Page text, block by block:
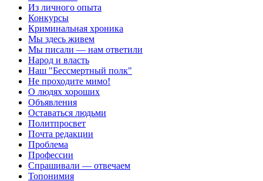
Из личного опыта
Конкурсы
Криминальная хроника
Мы здесь живем
Мы писали — нам ответили
Народ и власть
Наш "Бессмертный полк"
Не проходите мимо!
О людях хороших
Объявления
Оставаться людьми
Политпросвет
Почта редакции
Проблема
Профессии
Спрашивали — отвечаем
Топонимия